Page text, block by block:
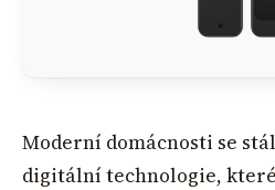
Moderní domácnosti se
digitální technologie,